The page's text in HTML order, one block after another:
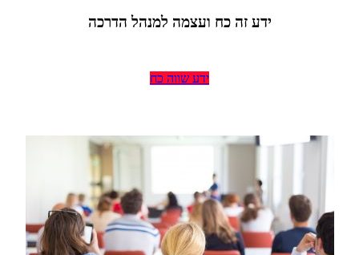
ידע זהכח ועצמה למנהל הדרכה
ידע שווה כח